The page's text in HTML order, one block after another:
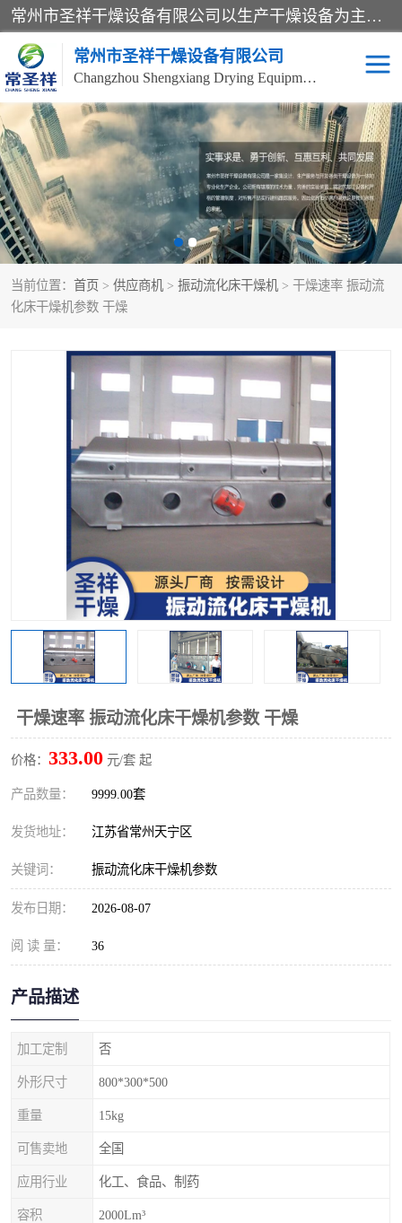
常州市圣祥干燥设备有限公司以生产干燥设备为主导产品，提供：干燥设备、干燥机、混合机、气流干燥机、烘箱、热风循环烘箱、沸腾干燥机、烘干机、喷雾干燥机等产品的生产、制造与销售服务。
常州市圣祥干燥设备有限公司
Changzhou Shengxiang Drying Equipment Co. , Ltd.
当前位置： 首页 > 供应商机 > 振动流化床干燥机 > 干燥速率 振动流
化床干燥机参数 干燥
干燥速率 振动流化床干燥机参数 干燥
价格： 333.00 元/套 起
产品数量： 9999.00套
发货地址： 江苏省常州天宁区
关键词： 振动流化床干燥机参数
发布日期： 2026-08-07
阅 读 量： 36
产品描述
加工定制 否
外形尺寸 800*300*500
重量 15kg
可售卖地 全国
应用行业 化工、食品、制药
容积 2000Lm³
单锥真空干燥机 双锥真空干燥机
气流干燥机 滚筒刮板干燥机
干燥机 闪蒸干燥机
桨叶干燥机 高速混合机
粗粉碎机 带式干燥机
单锥螺带真空干燥机 沸腾干燥机
方形圆形真空干燥机 真空耙式干燥机
热风循环烘箱 喷雾干燥机
振动流化床干燥机 盘式干燥机